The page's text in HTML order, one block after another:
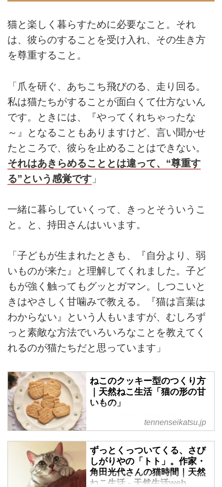
猫と楽しく暮らすために必要なこと。それ
は、彼らのすることを受け入れ、その生き方
を尊重すること。
「爪を研ぐ、あちこち飛びのる、走り回る。
私は猫たちがすることが面白くて仕方ないん
です。ときには、『やってくれちゃったな
～』となることもありますけど、言い聞かせ
たところで、彼らを止めることはできない。
それはあきらめることとは違って、“尊重す
る”という感覚です 」
一緒に暮らしていくって、きっとそういうこ
と。と、持田さんはいいます。
「子どもが生まれたときも、『自分より、弱
いものが来た』と理解してくれました。子ど
もが強く触ってもグッとガマン。しつこいと
きはやさしく甘噛みで教える。『猫は言葉は
わからない』という人もいますが、むしろず
っと素敵な方法でいろいろなことを教えてく
れるのが猫たちだと思っています」
ねこのクッキー型のつくり方
｜天然ねこ生活「猫の形の甘
いもの」
神奈川・逗子で菓子作家として活
動されている「Bakeromi（べカ
ロミ）」の小禄広海さんに教えて
いただく猫の形のバタークッキ
ー。こちらで使用している 2種類
のクッキー型についてご紹介いた
tennenseikatsu.jp
ずっとくっついてくる、さび
しがりやの「トト」。作家・
角田光代さんの猫時間｜天然
ねこ生活 - 天然生活web